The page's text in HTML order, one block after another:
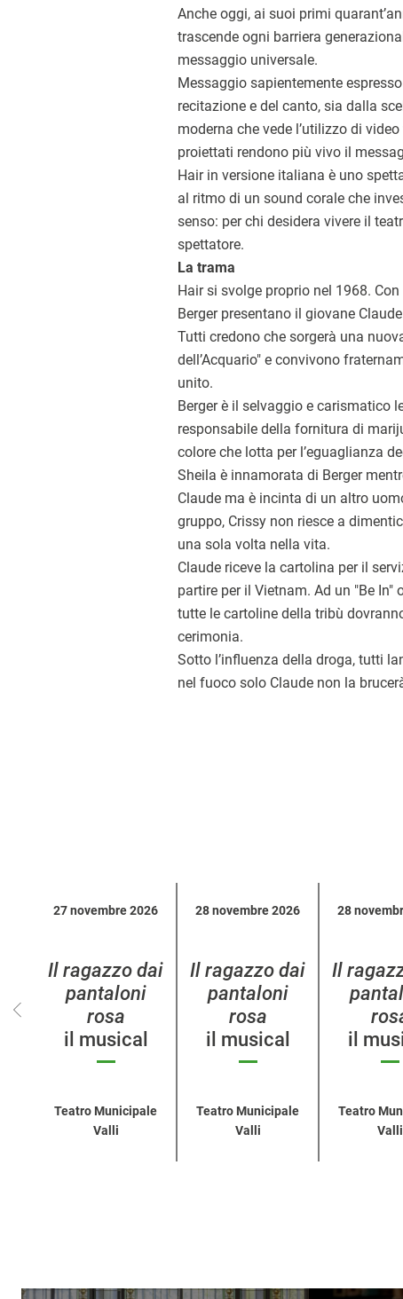
Anche oggi, ai suoi primi
trascende ogni barriera
messaggio universale.
Messaggio sapientemente
recitazione e del canto, sia dalla
moderna che vede l’utilizzo di
proiettati rendono più vivo il
Hair in versione italiana è uno
al ritmo di un sound corale che
senso: per chi desidera vivere il
spettatore.
La trama
Hair si svolge proprio nel 1968.
Berger presentano il giovane
Tutti credono che sorgerà una
dell’Acquario" e convivono
unito.
Berger è il selvaggio e carismatico
responsabile della fornitura di
colore che lotta per l’eguaglianza
Sheila è innamorata di Berger
Claude ma è incinta di un altro
gruppo, Crissy non riesce a
una sola volta nella vita.
Claude riceve la cartolina per il
partire per il Vietnam. Ad un "Be In"
tutte le cartoline della tribù
cerimonia.
Sotto l’influenza della droga, tutti
nel fuoco solo Claude non la
eventi
categoria
27 novembre 2026
Il ragazzo dai
pantaloni
rosa
il musical
Teatro Municipale
Valli
28 novembre 2026
Il ragazzo dai
pantaloni
rosa
il musical
Teatro Municipale
Valli
28
Il
il
Teatro
Valli